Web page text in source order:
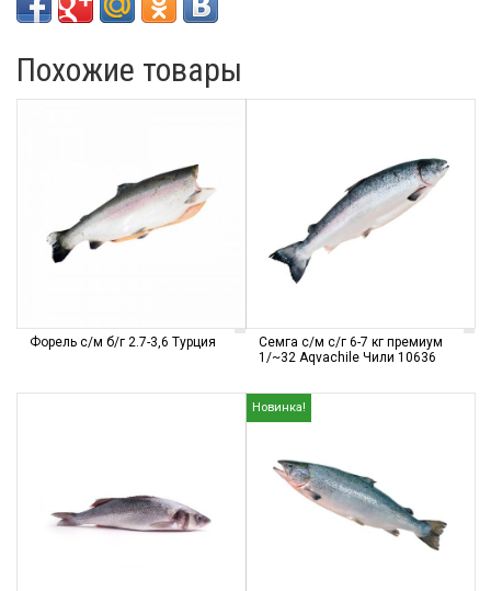
Похожие товары
Форель с/м б/г 2.7-3,6 Турция
Семга с/м с/г 6-7 кг премиум
1/~32 Aqvachile Чили 10636
Новинка!